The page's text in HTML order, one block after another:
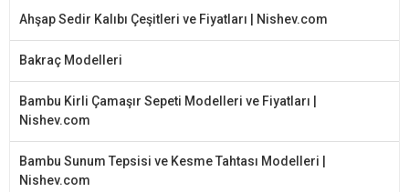
Ahşap Sedir Kalıbı Çeşitleri ve Fiyatları | Nishev.com
Bakraç Modelleri
Bambu Kirli Çamaşır Sepeti Modelleri ve Fiyatları |
Nishev.com
Bambu Sunum Tepsisi ve Kesme Tahtası Modelleri |
Nishev.com